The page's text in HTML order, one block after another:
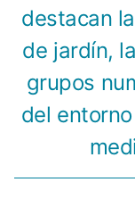
destacan
de jardín,
grupos
del